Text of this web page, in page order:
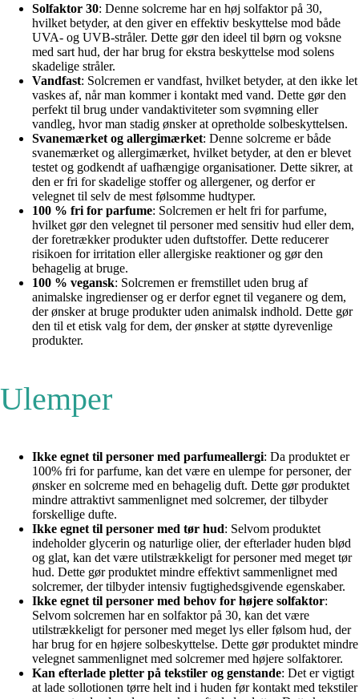
Solfaktor 30: Denne solcreme har en høj solfaktor på 30,
hvilket betyder, at den giver en effektiv beskyttelse mod både
UVA- og UVB-stråler. Dette gør den ideel til børn og voksne
med sart hud, der har brug for ekstra beskyttelse mod solens
skadelige stråler.
Vandfast: Solcremen er vandfast, hvilket betyder, at den ikke let
vaskes af, når man kommer i kontakt med vand. Dette gør den
perfekt til brug under vandaktiviteter som svømning eller
vandleg, hvor man stadig ønsker at opretholde solbeskyttelsen.
Svanemærket og allergimærket: Denne solcreme er både
svanemærket og allergimærket, hvilket betyder, at den er blevet
testet og godkendt af uafhængige organisationer. Dette sikrer, at
den er fri for skadelige stoffer og allergener, og derfor er
velegnet til selv de mest følsomme hudtyper.
100 % fri for parfume: Solcremen er helt fri for parfume,
hvilket gør den velegnet til personer med sensitiv hud eller dem,
der foretrækker produkter uden duftstoffer. Dette reducerer
risikoen for irritation eller allergiske reaktioner og gør den
behagelig at bruge.
100 % vegansk: Solcremen er fremstillet uden brug af
animalske ingredienser og er derfor egnet til veganere og dem,
der ønsker at bruge produkter uden animalsk indhold. Dette gør
den til et etisk valg for dem, der ønsker at støtte dyrevenlige
produkter.
Ulemper
Ikke egnet til personer med parfumeallergi: Da produktet er
100% fri for parfume, kan det være en ulempe for personer, der
ønsker en solcreme med en behagelig duft. Dette gør produktet
mindre attraktivt sammenlignet med solcremer, der tilbyder
forskellige dufte.
Ikke egnet til personer med tør hud: Selvom produktet
indeholder glycerin og naturlige olier, der efterlader huden blød
og glat, kan det være utilstrækkeligt for personer med meget tør
hud. Dette gør produktet mindre effektivt sammenlignet med
solcremer, der tilbyder intensiv fugtighedsgivende egenskaber.
Ikke egnet til personer med behov for højere solfaktor:
Selvom solcremen har en solfaktor på 30, kan det være
utilstrækkeligt for personer med meget lys eller følsom hud, der
har brug for en højere solbeskyttelse. Dette gør produktet mindre
velegnet sammenlignet med solcremer med højere solfaktorer.
Kan efterlade pletter på tekstiler og genstande: Det er vigtigt
at lade sollotionen tørre helt ind i huden før kontakt med tekstiler